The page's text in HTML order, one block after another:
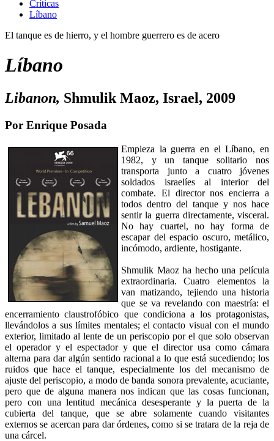
Crí­ticas
Lí­bano
El tanque es de hierro, y el hombre guerrero es de acero
Líbano
Libanon, Shmulik Maoz, Israel, 2009
Por Enrique Posada
Empieza la guerra en el Líbano, en
1982, y un tanque solitario nos
transporta junto a cuatro jóvenes
soldados israelíes al interior del
combate. El director nos encierra a
todos dentro del tanque y nos hace
sentir la guerra directamente, visceral.
No hay cuartel, no hay forma de
escapar del espacio oscuro, metálico,
incómodo, ardiente, hostigante.
Shmulik Maoz ha hecho una película
extraordinaria. Cuatro elementos la
van matizando, tejiendo una historia
que se va revelando con maestría: el
encerramiento claustrofóbico que condiciona a los protagonistas,
llevándolos a sus límites mentales; el contacto visual con el mundo
exterior, limitado al lente de un periscopio por el que solo observan
el operador y el espectador y que el director usa como cámara
alterna para dar algún sentido racional a lo que está sucediendo; los
ruidos que hace el tanque, especialmente los del mecanismo de
ajuste del periscopio, a modo de banda sonora prevalente, acuciante,
pero que de alguna manera nos indican que las cosas funcionan,
pero con una lentitud mecánica desesperante y la puerta de la
cubierta del tanque, que se abre solamente cuando visitantes
externos se acercan para dar órdenes, como si se tratara de la reja de
una cárcel.